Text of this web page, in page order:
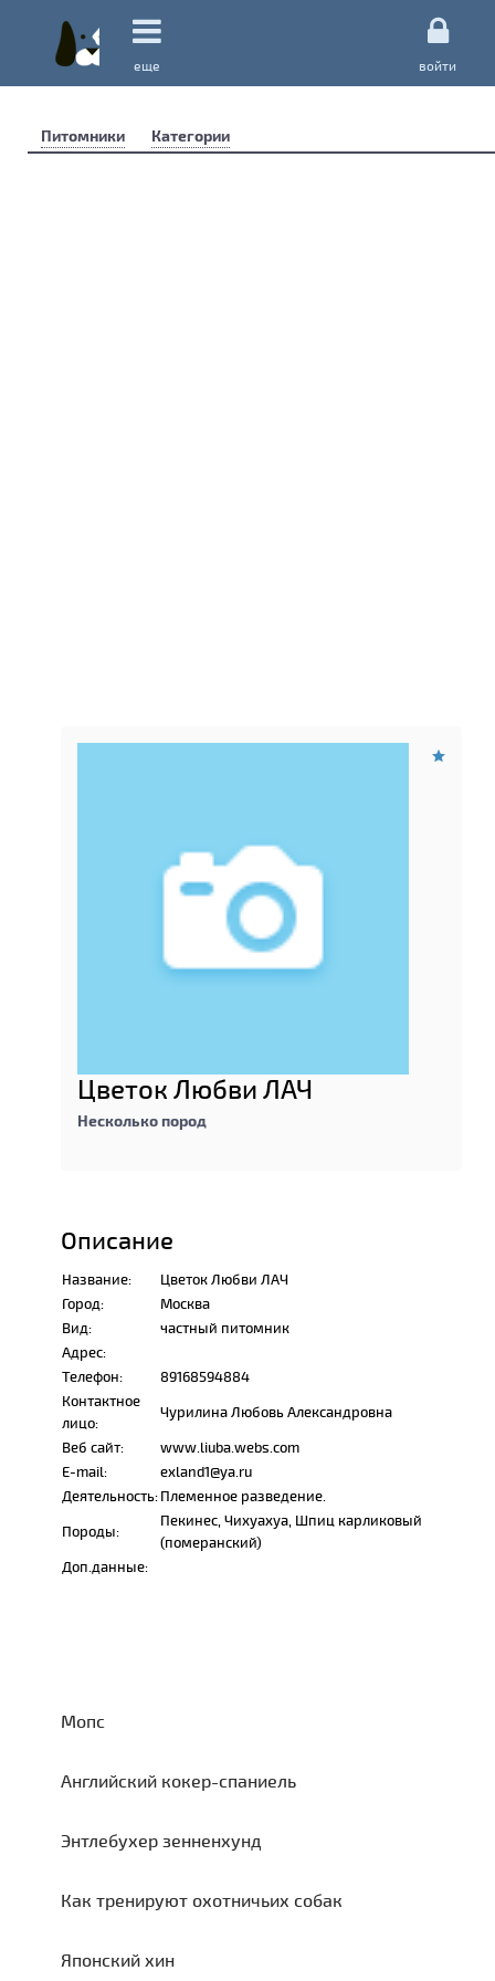
еще войти
Питомники Категории
Цветок Любви ЛАЧ
Несколько пород
Описание
Название:
Цветок Любви ЛАЧ
Город:
Москва
Вид:
частный питомник
Адрес:
Телефон:
89168594884
Контактное
лицо:
Чурилина Любовь Александровна
Веб сайт:
www.liuba.webs.com
E-mail:
exland1@ya.ru
Деятельность:Племенное разведение.
Породы:
Пекинес, Чихуахуа, Шпиц карликовый
(померанский)
Доп.данные:
Мопс
Английский кокер-спаниель
Энтлебухер зенненхунд
Как тренируют охотничьих собак
Японский хин